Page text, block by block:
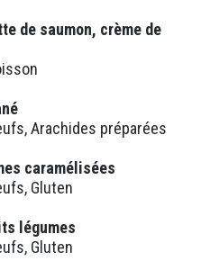
de saumon, crème de
Arachides préparées
caramélisées
Gluten
légumes
Gluten